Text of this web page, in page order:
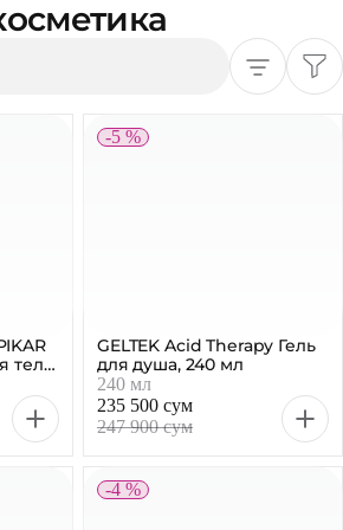
тела,
-5 %
GELTEK Acid Therapy Гель
для душа, 240 мл
240 мл
235 500 сум
247 900 сум
-4 %